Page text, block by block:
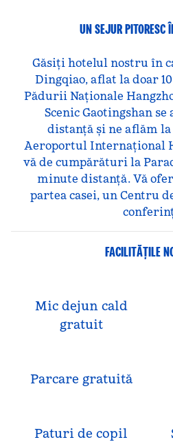
UN SEJUR PITORESC
Găsiți hotelul nostru în
Dingqiao, aflat la doar
Pădurii Naționale
Scenic Gaotingshan
distanță și ne aflăm
Aeroportul Internațional
vă de cumpărături la
minute distanță. Vă
partea casei, un Centru
FACILITĂŢILE
Mic dejun cald
gratuit
Parcare gratuită
Paturi de copil